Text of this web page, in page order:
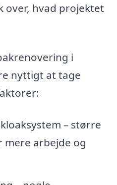
over, hvad projektet
i
nyttigt at tage
– større
arbejde og